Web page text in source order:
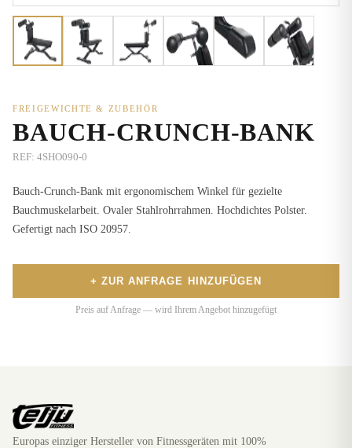
FREIGEWICHTE & ZUBEHÖR
BAUCH-CRUNCH-BANK
REF: 4SHO090-0
Bauch-Crunch-Bank mit ergonomischem Winkel für gezielte
Bauchmuskelarbeit. Ovaler Stahlrohrrahmen. Hochdichtes Polster.
Gefertigt nach ISO 20957.
+ ZUR ANFRAGE HINZUFÜGEN
Preis auf Anfrage — wird Ihrem Angebot hinzugefügt
Europas einziger Hersteller von Fitnessgeräten mit 100%